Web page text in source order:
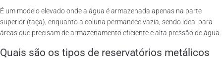
É um modelo elevado onde a água é armazenada apenas na parte
superior (taça), enquanto a coluna permanece vazia, sendo ideal para
áreas que precisam de armazenamento eficiente e alta pressão de água.
Quais são os tipos de reservatórios metálicos